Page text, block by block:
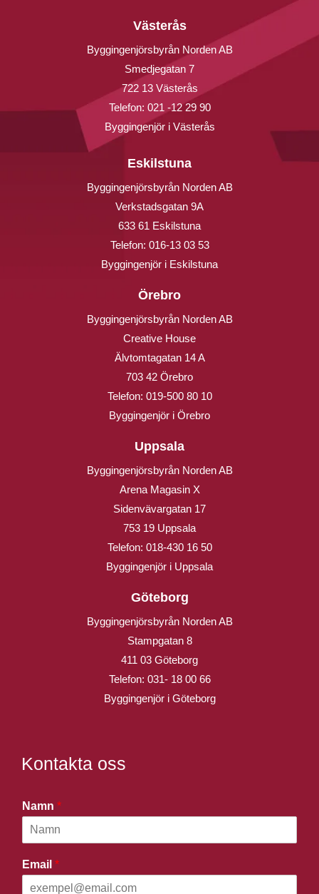
Västerås
Byggingenjörsbyrån Norden AB
Smedjegatan 7
722 13 Västerås
Telefon: 021 -12 29 90
Byggingenjör i Västerås
Eskilstuna
Byggingenjörsbyrån Norden AB
Verkstadsgatan 9A
633 61 Eskilstuna
Telefon: 016-13 03 53
Byggingenjör i Eskilstuna
Örebro
Byggingenjörsbyrån Norden AB
Creative House
Älvtomtagatan 14 A
703 42 Örebro
Telefon: 019-500 80 10
Byggingenjör i Örebro
Uppsala
Byggingenjörsbyrån Norden AB
Arena Magasin X
Sidenvävargatan 17
753 19 Uppsala
Telefon: 018-430 16 50
Byggingenjör i Uppsala
Göteborg
Byggingenjörsbyrån Norden AB
Stampgatan 8
411 03 Göteborg
Telefon: 031- 18 00 66
Byggingenjör i Göteborg
Kontakta oss
Namn *
Email *